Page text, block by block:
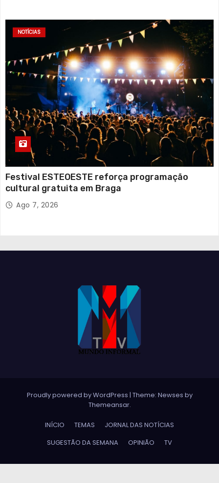
NOTÍCIAS
Festival ESTEOESTE reforça programação
cultural gratuita em Braga
Ago 7, 2026
Proudly powered by WordPress | Theme: Newses by
Themeansar.
INÍCIO TEMAS
JORNAL DAS NOTÍCIAS
SUGESTÃO DA SEMANA
OPINIÃO TV